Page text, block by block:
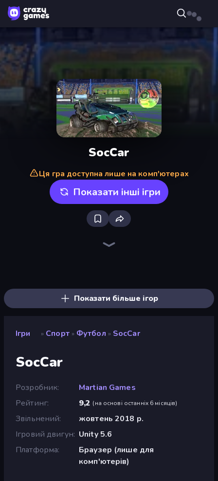
SocCar
Ця гра доступна лише на комп'ютерах
Показати інші ігри
Показати більше ігор
Ігри » Спорт » Футбол » SocCar
SocCar
Розробник
Martian Games
Рейтинг
9,2 (на основі останніх 6 місяців)
Звільнений
жовтень 2018 р.
Ігровий двигун Unity 5.6
Платформа
Браузер (лише для
комп'ютерів)